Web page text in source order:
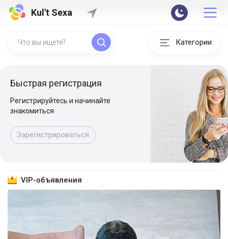
Kul't Sexa
Категории
Быстрая регистрация
Регистрируйтесь и начинайте
знакомиться
Зарегистрироваться
VIP-объявления